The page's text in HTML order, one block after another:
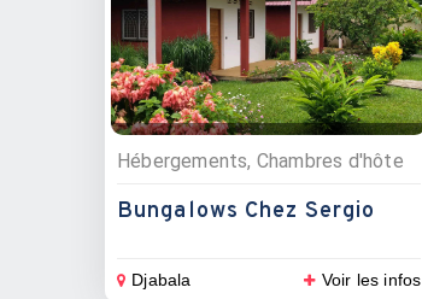
Hébergements, Chambres d'hôte
Bungalows Chez Sergio
Djabala Voir les infos